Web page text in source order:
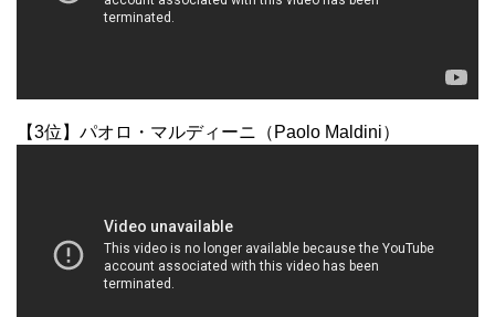
【3位】パオロ・マルディーニ（Paolo Maldini）